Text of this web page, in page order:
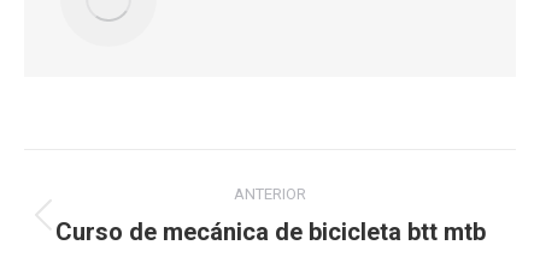
Navegación
entre
ANTERIOR
Publicación
Curso de mecánica de bicicleta btt mtb